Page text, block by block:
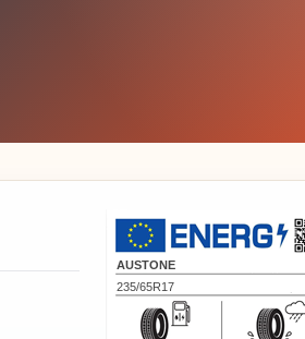
AUSTONE
235/65R17